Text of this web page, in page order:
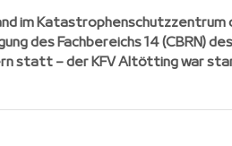
im Katastrophenschutzzentrum
des Fachbereichs 14 (CBRN) des
statt – der KFV Altötting war